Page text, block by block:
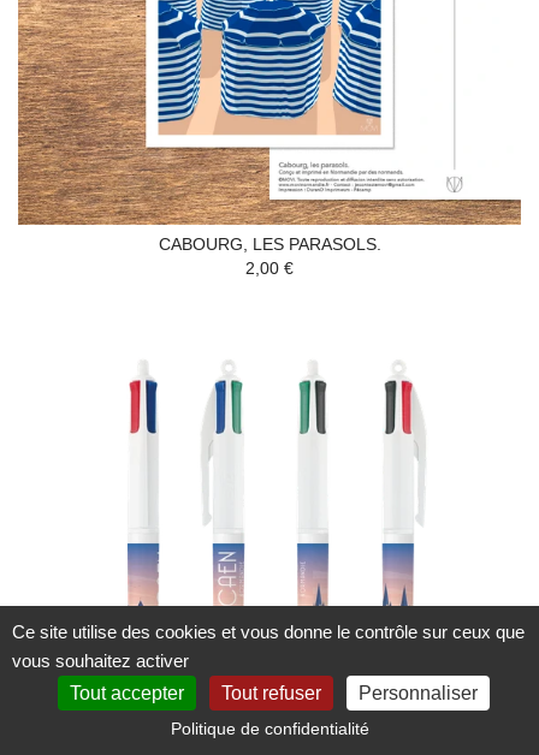
CABOURG, LES PARASOLS.
2,00 €
Ce site utilise des cookies et vous donne le contrôle sur ceux que
vous souhaitez activer
Tout accepter
Tout refuser Personnaliser
Politique de confidentialité